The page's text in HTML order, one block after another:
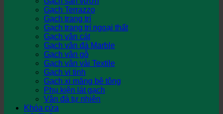
Gạch Terrazzo
Gạch trang trí
Gạch trang trí ngoại thất
Gạch vân cát
Gạch vân đá Marble
Gạch vân gỗ
Gạch vân vải Textile
Gạch vi tinh
Gạch xi măng bê tông
Phụ kiện lát gạch
Vân đá tự nhiên
Khóa cửa